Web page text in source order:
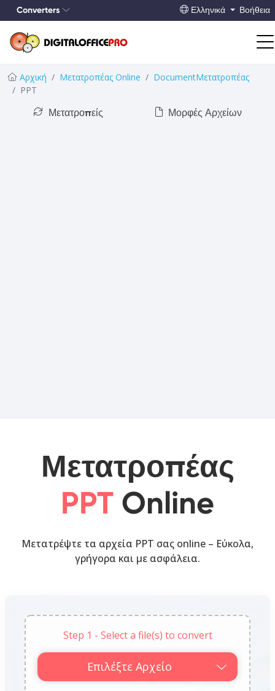
Converters Ελληνικά Βοήθεια
Αρχική Μετατροπέας Online
DocumentΜετατροπέας
PPT
Μετατροπείς
Μορφές Αρχείων
Μετατροπέας
PPT Online
Μετατρέψτε τα αρχεία PPT σας online – Εύκολα,
γρήγορα και με ασφάλεια.
Step 1 - Select a file(s) to convert
Επιλέξτε Αρχείο